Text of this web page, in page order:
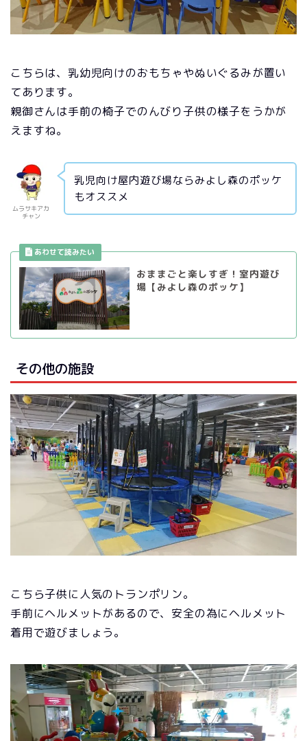
こちらは、乳幼児向けのおもちゃやぬいぐるみが置い
てあります。
親御さんは手前の椅子でのんびり子供の様子をうかが
えますね。
ムラサキアカ
チャン
乳児向け屋内遊び場ならみよし森のポッケ
もオススメ
おままごと楽しすぎ！室内遊び
場【みよし森のポッケ】
その他の施設
こちら子供に人気のトランポリン。
手前にヘルメットがあるので、安全の為にヘルメット
着用で遊びましょう。